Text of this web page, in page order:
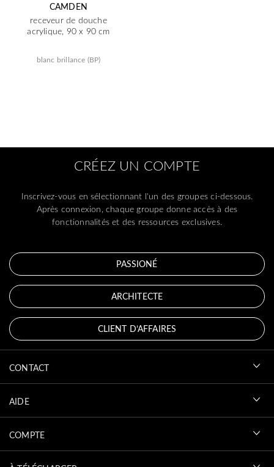
CAMDEN
receveur de douche
acrylique, 90 x 90 cm
blanc brillance (BP)
CRÉEZ UN COMPTE
Inscrivez-vous en sélectionnant l'un des groupes ci-dessous.
Après connexion, chaque groupe donne accès à des
fonctionnalités et des ressources exclusives.
PASSIONÉ
ARCHITECTE
CLIENT D’AFFAIRES
CONTACT
AIDE
COMPTE